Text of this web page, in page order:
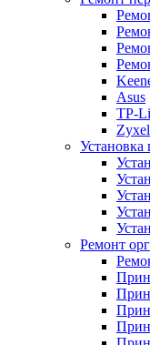
Asus
TP-
Zyxel
Установка
Ремонт